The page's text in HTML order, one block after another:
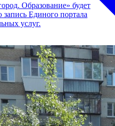
Образование» будет
запись Единого портала
услуг.